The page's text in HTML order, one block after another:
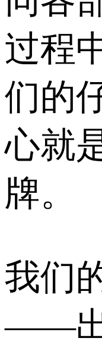
过程
们的
心就
牌。
我们
——出